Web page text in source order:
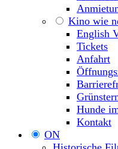
Kino wie
English
Tickets
Anfahrt
Hunde
Kontakt
ON